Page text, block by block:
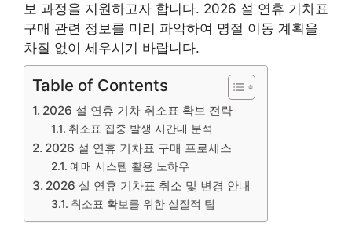
보 과정을 지원하고자 합니다. 2026 설 연휴 기차표
구매 관련 정보를 미리 파악하여 명절 이동 계획을
차질 없이 세우시기 바랍니다.
Table of Contents
2026 설 연휴 기차 취소표 확보 전략
취소표 집중 발생 시간대 분석
2026 설 연휴 기차표 구매 프로세스
예매 시스템 활용 노하우
2026 설 연휴 기차표 취소 및 변경 안내
취소표 확보를 위한 실질적 팁